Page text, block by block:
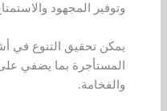
وتوفير المجهود
يمكن تحقيق التنوع في
المستأجرة بما يضفي
والفخامة.